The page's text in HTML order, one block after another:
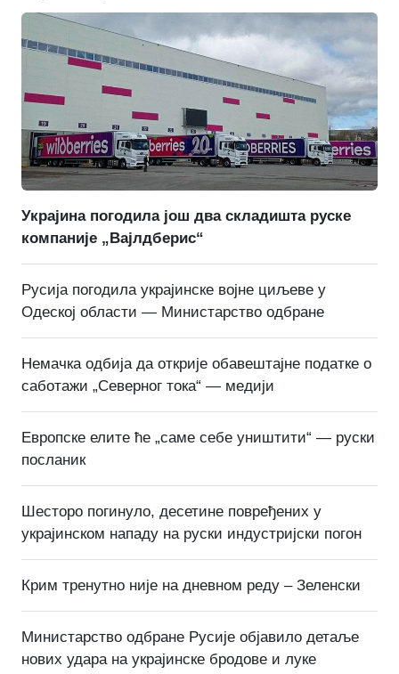
Украјина погодила још два складишта руске
компаније „Вајлдберис“
Русија погодила украјинске војне циљеве у
Одеској области — Министарство одбране
Немачка одбија да открије обавештајне податке о
саботажи „Северног тока“ — медији
Европске елите ће „саме себе уништити“ — руски
посланик
Шесторо погинуло, десетине повређених у
украјинском нападу на руски индустријски погон
Крим тренутно није на дневном реду – Зеленски
Министарство одбране Русије објавило детаље
нових удара на украјинске бродове и луке